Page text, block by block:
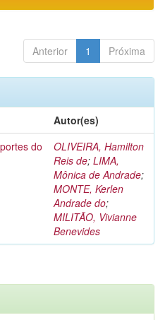
Anterior 1 Próxima
Autor(es)
do
OLIVEIRA, Hamilton
Reis de; LIMA,
Mônica de Andrade;
MONTE, Kerlen
Andrade do;
MILITÃO, Vivianne
Benevides